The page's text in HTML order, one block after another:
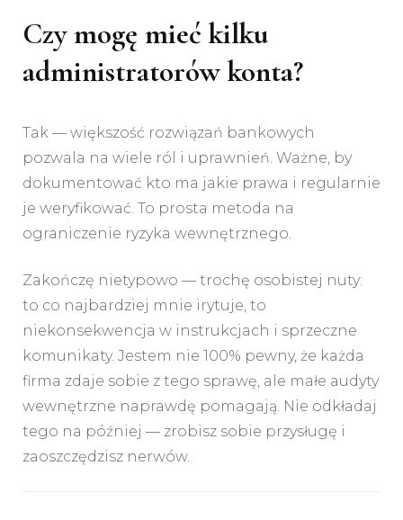
Czy mogę mieć kilku
administratorów konta?
Tak — większość rozwiązań bankowych
pozwala na wiele ról i uprawnień. Ważne, by
dokumentować kto ma jakie prawa i regularnie
je weryfikować. To prosta metoda na
ograniczenie ryzyka wewnętrznego.
Zakończę nietypowo — trochę osobistej nuty:
to co najbardziej mnie irytuje, to
niekonsekwencja w instrukcjach i sprzeczne
komunikaty. Jestem nie 100% pewny, że każda
firma zdaje sobie z tego sprawę, ale małe audyty
wewnętrzne naprawdę pomagają. Nie odkładaj
tego na później — zrobisz sobie przysługę i
zaoszczędzisz nerwów.